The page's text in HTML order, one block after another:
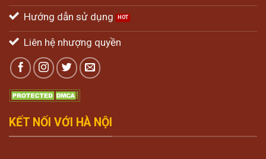
Hướng dẫn sử dụng
Liên hệ nhượng quyền
KẾT NỐI VỚI HÀ NỘI